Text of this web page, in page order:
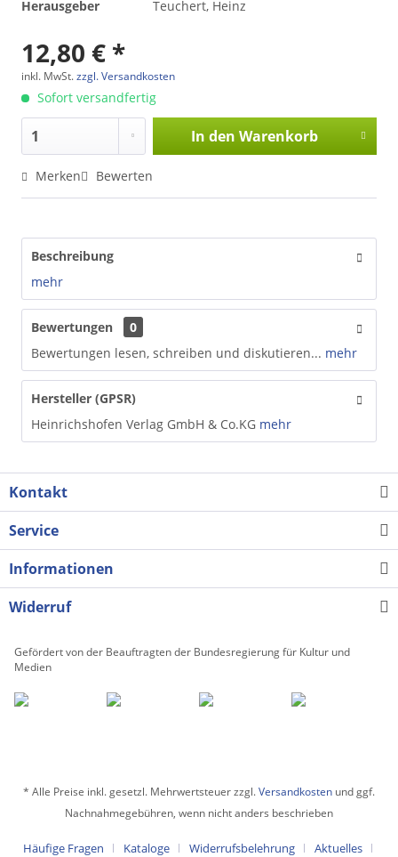
Herausgeber
Teuchert, Heinz
12,80 € *
inkl. MwSt.zzgl. Versandkosten
Sofort versandfertig
In den Warenkorb
Merken Bewerten
Beschreibung
mehr
Bewertungen
0
Bewertungen lesen, schreiben und diskutieren... mehr
Hersteller (GPSR)
Heinrichshofen Verlag GmbH & Co.KG mehr
Kontakt
Service
Informationen
Widerruf
Gefördert von der Beauftragten der Bundesregierung für Kultur und
Medien
* Alle Preise inkl. gesetzl. Mehrwertsteuer zzgl.Versandkosten und ggf.
Nachnahmegebühren, wenn nicht anders beschrieben
Häufige Fragen Kataloge Widerrufsbelehrung Aktuelles